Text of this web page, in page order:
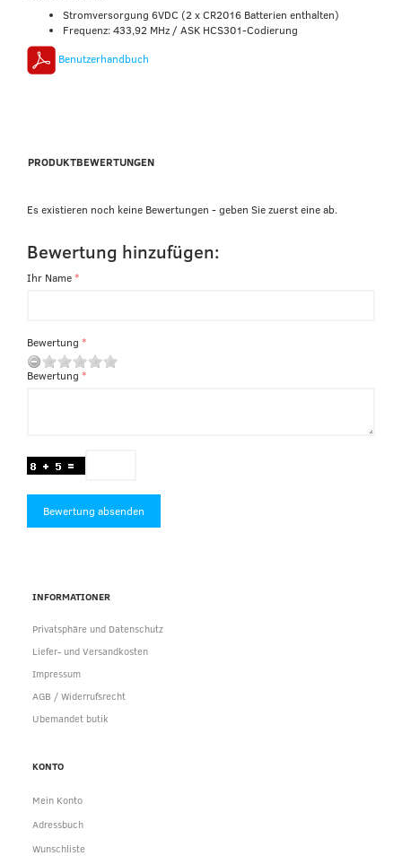
Stromversorgung 6VDC (2 x CR2016 Batterien enthalten)
Frequenz: 433,92 MHz / ASK HCS301-Codierung
Benutzerhandbuch
PRODUKTBEWERTUNGEN
Es existieren noch keine Bewertungen - geben Sie zuerst eine ab.
Bewertung hinzufügen:
Ihr Name
Bewertung
Bewertung
Bewertung absenden
INFORMATIONER
Privatsphäre und Datenschutz
Liefer- und Versandkosten
Impressum
AGB / Widerrufsrecht
Ubemandet butik
KONTO
Mein Konto
Adressbuch
Wunschliste